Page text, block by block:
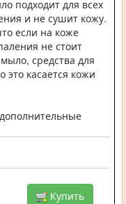
подходит для всех
и не сушит кожу.
если на коже
не стоит
средства для
касается кожи
Купить